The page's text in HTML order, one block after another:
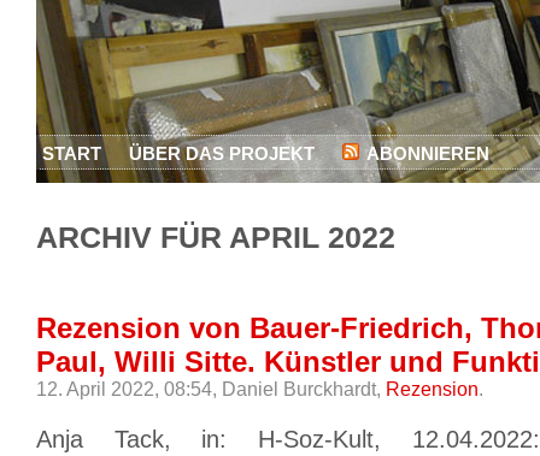
START ÜBER DAS PROJEKT ABONNIEREN
ARCHIV FÜR APRIL 2022
Rezension von Bauer-Friedrich,
Paul, Willi Sitte. Künstler und
12. April 2022, 08:54, Daniel Burckhardt, Rezension.
Anja Tack, in: H-Soz-Kult,